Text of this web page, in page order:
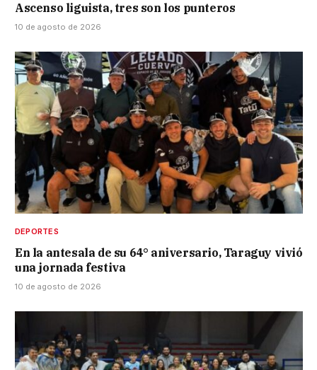
Ascenso liguista, tres son los punteros
10 de agosto de 2026
DEPORTES
En la antesala de su 64° aniversario, Taraguy vivió
una jornada festiva
10 de agosto de 2026